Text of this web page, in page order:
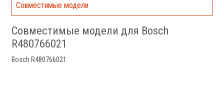
Совместимые модели
Совместимые модели для Bosch
R480766021
Bosch R480766021